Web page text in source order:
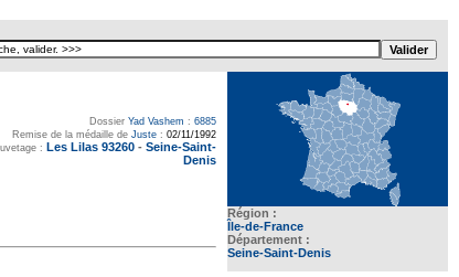
Région :
Île-de-France
Département :
Seine-Saint-Denis
Dossier Yad Vashem : 6885
Remise de la médaille de Juste : 02/11/1992
: Les Lilas 93260 - Seine-Saint-
Denis